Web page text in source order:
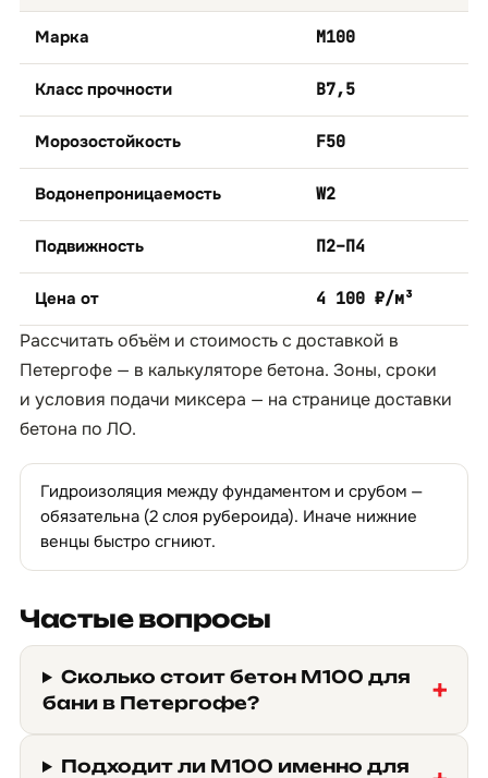
Марка М100
Класс прочности B7,5
Морозостойкость F50
Водонепроницаемость W2
Подвижность П2–П4
Цена от 4 100 ₽/м³
Рассчитать объём и стоимость с доставкой в
Петергофе — в калькуляторе бетона. Зоны, сроки
и условия подачи миксера — на страницедоставки
бетона по ЛО.
Гидроизоляция между фундаментом и срубом —
обязательна (2 слоя рубероида). Иначе нижние
венцы быстро сгниют.
Частые вопросы
Сколько стоит бетон М100 для
бани в Петергофе?
Подходит ли М100 именно для